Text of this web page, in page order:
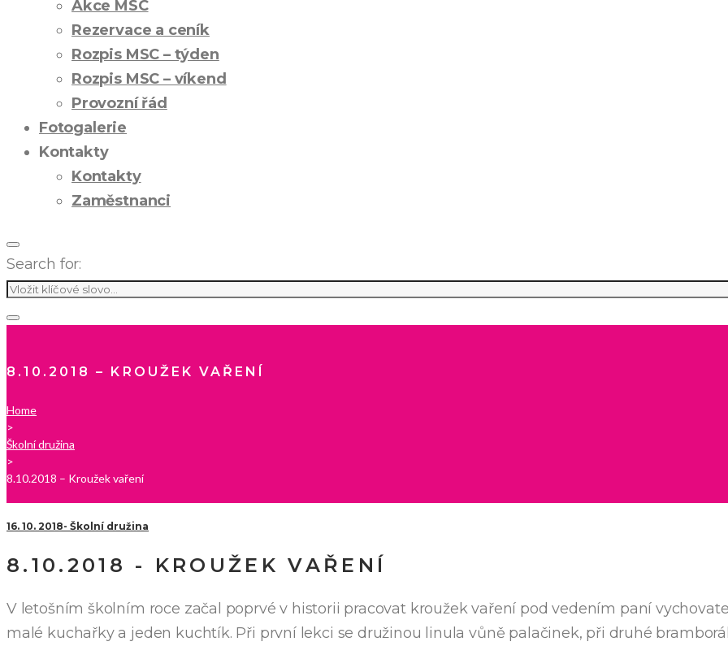
Akce MSC
Rezervace a ceník
Rozpis MSC – týden
Rozpis MSC – víkend
Provozní řád
Fotogalerie
Kontakty
Kontakty
Zaměstnanci
Search for:
8.10.2018 – KROUŽEK VAŘENÍ
Home
>
Školní družina
>
8.10.2018 – Kroužek vaření
16. 10. 2018 Školní družina
8.10.2018 - KROUŽEK VAŘENÍ
V letošním školním roce začal poprvé v historii pracovat kroužek vaření pod vedením paní
malé kuchařky a jeden kuchtík. Při první lekci se družinou linula vůně palačinek, při druhé